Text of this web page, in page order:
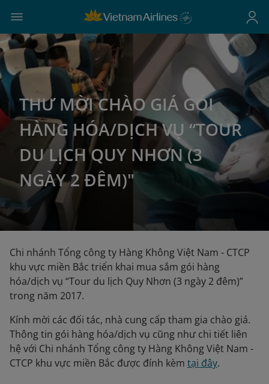
THƯ MỜI CHÀO GIÁ GÓI
HÀNG HÓA/DỊCH VỤ “TOUR
DU LỊCH QUY NHƠN (3
NGÀY 2 ĐÊM)"
Chi nhánh Tổng công ty Hàng Không Việt Nam - CTCP
khu vực miền Bắc triển khai mua sắm gói hàng
hóa/dịch vụ “Tour du lịch Quy Nhơn (3 ngày 2 đêm)”
trong năm 2017.
Kính mời các đối tác, nhà cung cấp tham gia chào giá.
Thông tin gói hàng hóa/dịch vụ cũng như chi tiết liên
hệ với Chi nhánh Tổng công ty Hàng Không Việt Nam -
CTCP khu vực miền Bắc được đính kèm tại đây.